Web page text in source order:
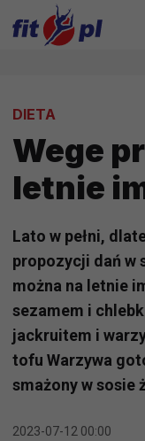
DIETA
Wege
letnie
Lato w pełni,
propozycji dań w
można na letnie
sezamem i
jackruitem i
tofu Warzywa
smażony w sosie
2023-07-12 00:00